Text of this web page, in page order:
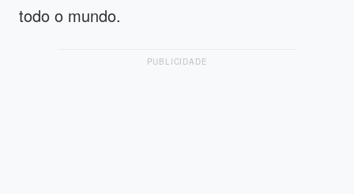
todo o mundo.
PUBLICIDADE